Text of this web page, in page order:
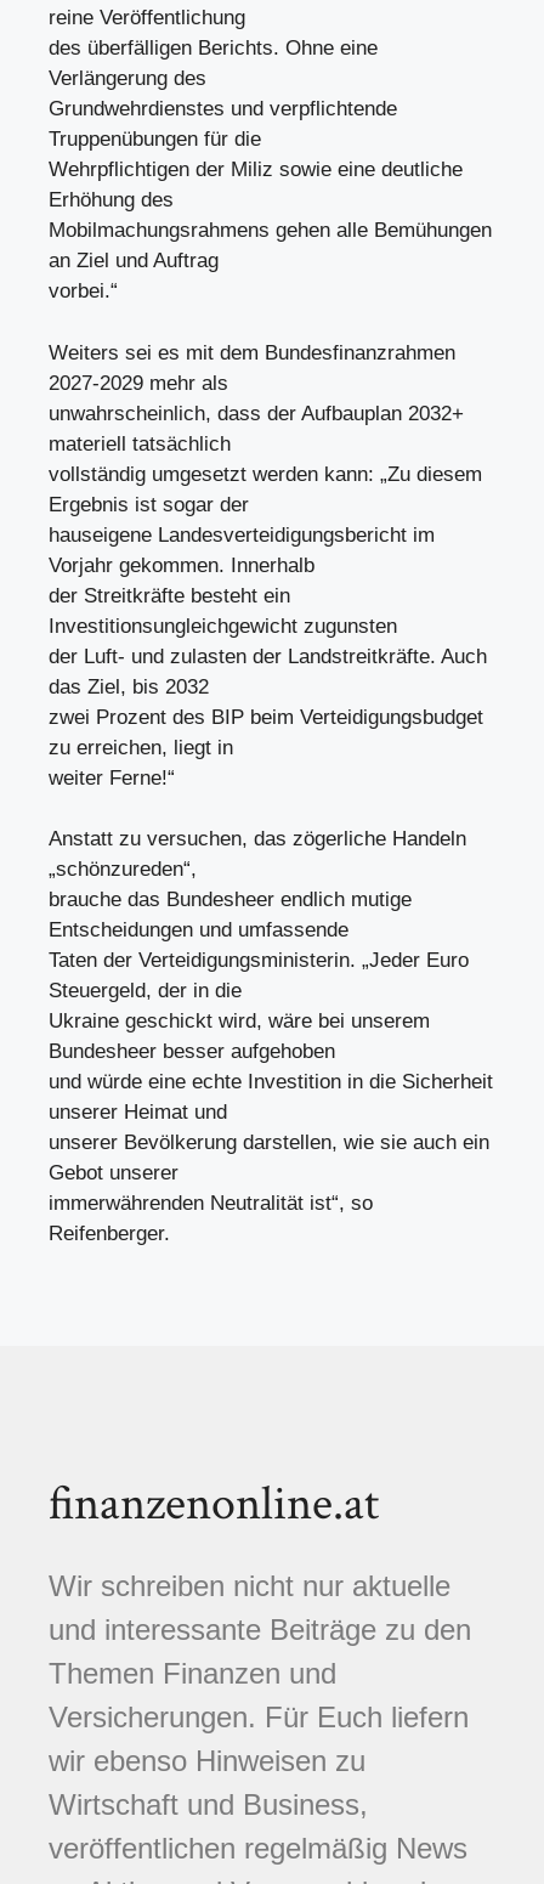
reine Veröffentlichung
des überfälligen Berichts. Ohne eine
Verlängerung des
Grundwehrdienstes und verpflichtende
Truppenübungen für die
Wehrpflichtigen der Miliz sowie eine deutliche
Erhöhung des
Mobilmachungsrahmens gehen alle Bemühungen
an Ziel und Auftrag
vorbei.“
Weiters sei es mit dem Bundesfinanzrahmen
2027-2029 mehr als
unwahrscheinlich, dass der Aufbauplan 2032+
materiell tatsächlich
vollständig umgesetzt werden kann: „Zu diesem
Ergebnis ist sogar der
hauseigene Landesverteidigungsbericht im
Vorjahr gekommen. Innerhalb
der Streitkräfte besteht ein
Investitionsungleichgewicht zugunsten
der Luft- und zulasten der Landstreitkräfte. Auch
das Ziel, bis 2032
zwei Prozent des BIP beim Verteidigungsbudget
zu erreichen, liegt in
weiter Ferne!“
Anstatt zu versuchen, das zögerliche Handeln
„schönzureden“,
brauche das Bundesheer endlich mutige
Entscheidungen und umfassende
Taten der Verteidigungsministerin. „Jeder Euro
Steuergeld, der in die
Ukraine geschickt wird, wäre bei unserem
Bundesheer besser aufgehoben
und würde eine echte Investition in die Sicherheit
unserer Heimat und
unserer Bevölkerung darstellen, wie sie auch ein
Gebot unserer
immerwährenden Neutralität ist“, so
Reifenberger.
finanzenonline.at
Wir schreiben nicht nur aktuelle
und interessante Beiträge zu den
Themen Finanzen und
Versicherungen. Für Euch liefern
wir ebenso Hinweisen zu
Wirtschaft und Business,
veröffentlichen regelmäßig News